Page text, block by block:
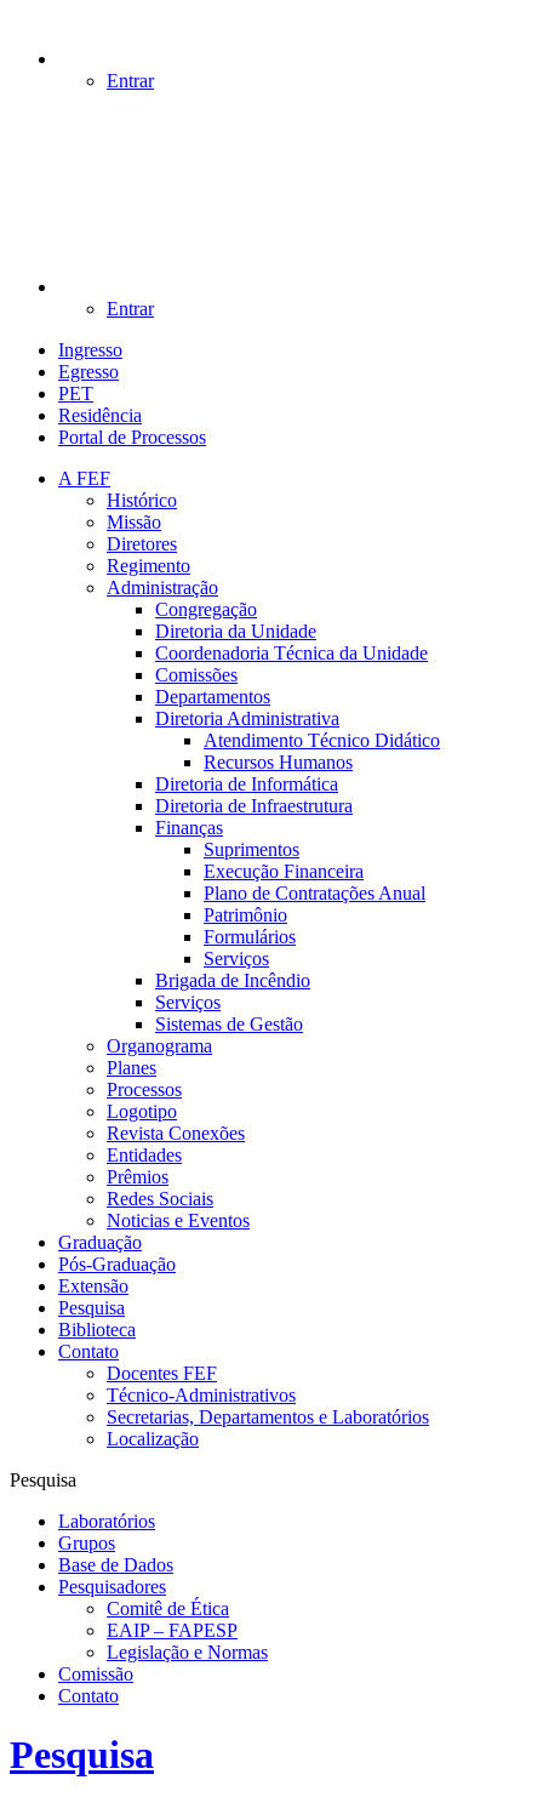
Entrar
Entrar
Ingresso
Egresso
PET
Residência
Portal de Processos
A FEF
Histórico
Missão
Diretores
Regimento
Administração
Congregação
Diretoria da Unidade
Coordenadoria Técnica da Unidade
Comissões
Departamentos
Diretoria Administrativa
Atendimento Técnico Didático
Recursos Humanos
Diretoria de Informática
Diretoria de Infraestrutura
Finanças
Suprimentos
Execução Financeira
Plano de Contratações Anual
Patrimônio
Formulários
Serviços
Brigada de Incêndio
Serviços
Sistemas de Gestão
Organograma
Planes
Processos
Logotipo
Revista Conexões
Entidades
Prêmios
Redes Sociais
Noticias e Eventos
Graduação
Pós-Graduação
Extensão
Pesquisa
Biblioteca
Contato
Docentes FEF
Técnico-Administrativos
Secretarias, Departamentos e Laboratórios
Localização
Pesquisa
Laboratórios
Grupos
Base de Dados
Pesquisadores
Comitê de Ética
EAIP – FAPESP
Legislação e Normas
Comissão
Contato
Pesquisa